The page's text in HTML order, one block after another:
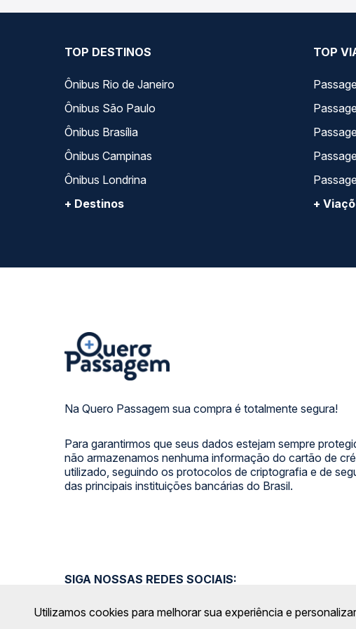
TOP DESTINOS
Ônibus Rio de Janeiro
Ônibus São Paulo
Ônibus Brasília
Ônibus Campinas
Ônibus Londrina
+ Destinos
TOP
+
Na Quero Passagem sua compra é totalmente segura!
Para garantirmos que seus dados estejam sempre
não armazenamos nenhuma informação do cartão de
utilizado, seguindo os protocolos de criptografia e de
das principais instituições bancárias do Brasil.
SIGA NOSSAS REDES SOCIAIS:
Utilizamos cookies para melhorar sua experiência e